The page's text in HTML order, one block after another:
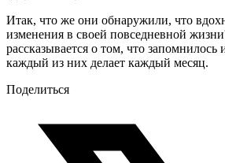
Итак, что же они обнаружили, что
изменения в своей повседневной
рассказывается о том, что запомнилось
каждый из них делает каждый месяц.
Поделиться